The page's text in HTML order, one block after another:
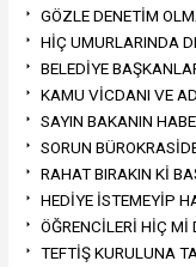
GÖZLE DENETİM
HİÇ UMURLARINDA
BELEDİYE
KAMU VİCDANI VE
SAYIN BAKANIN
SORUN
RAHAT BIRAKIN Kİ
HEDİYE İSTEMEYİP
ÖĞRENCİLERİ HİÇ
TEFTİŞ KURULUNA